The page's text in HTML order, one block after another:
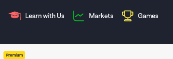
Learn with Us Markets Games
Premium